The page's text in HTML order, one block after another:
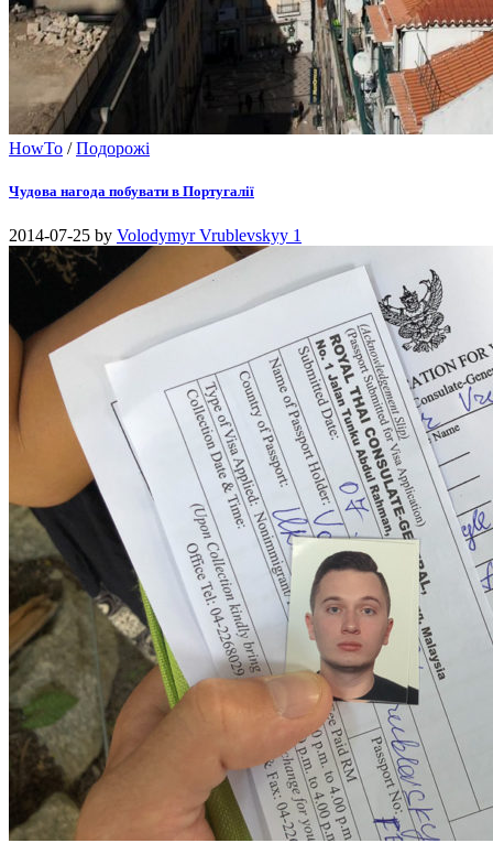
HowTo /Подорожі
Чудова нагода побувати в Португалії
2014-07-25 by Volodymyr Vrublevskyy 1